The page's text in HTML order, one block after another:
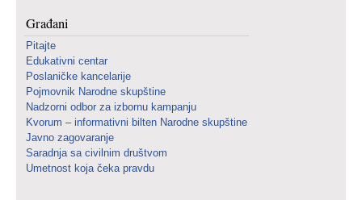
Građani
Pitajte
Edukativni centar
Poslaničke kancelarije
Pojmovnik Narodne skupštine
Nadzorni odbor za izbornu kampanju
Kvorum – informativni bilten Narodne skupštine
Javno zagovaranje
Saradnja sa civilnim društvom
Umetnost koja čeka pravdu